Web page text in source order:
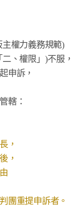
權力義務規範)
、權限」)不服，
申訴，
轄：
，
，
團重提申訴者。